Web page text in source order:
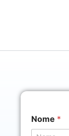
é
a
Nome *